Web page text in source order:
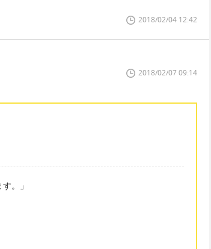
2018/02/04 12:42
2018/02/07 09:14
。」